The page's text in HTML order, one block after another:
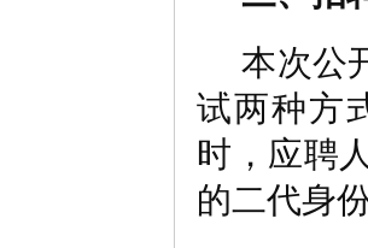
本次公
试两种方
时，应聘
的二代身